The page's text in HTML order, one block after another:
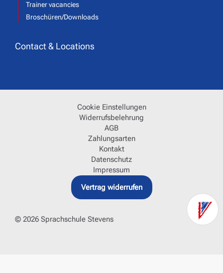
Trainer vacancies
Broschüren/Downloads
Contact & Locations
Cookie Einstellungen
Widerrufsbelehrung
AGB
Zahlungsarten
Kontakt
Datenschutz
Impressum
Vertrag widerrufen
© 2026 Sprachschule Stevens